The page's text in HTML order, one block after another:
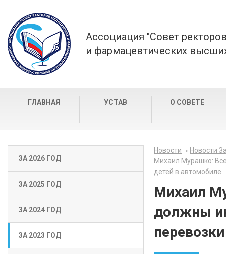
Ассоциация "Совет
и фармацевтических
ГЛАВНАЯ УСТАВ О СОВЕТЕ
ЗА 2026 ГОД
ЗА 2025 ГОД
ЗА 2024 ГОД
ЗА 2023 ГОД
Новости
Новости
Михаил Мурашко:
детей в автомобиле
Михаил
должны